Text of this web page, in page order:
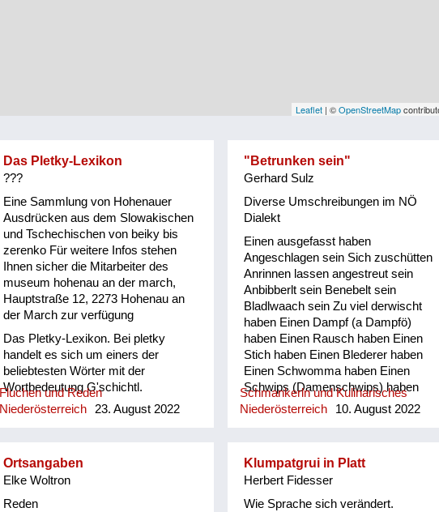
Leaflet | ©OpenStreetMap
Das Pletky-Lexikon
???
Eine Sammlung von Hohenauer
Ausdrücken aus dem Slowakischen
und Tschechischen von beiky bis
zerenko Für weitere Infos stehen
Ihnen sicher die Mitarbeiter des
museum hohenau an der march,
Hauptstraße 12, 2273 Hohenau an
der March zur verfügung
Das Pletky-Lexikon. Bei pletky
handelt es sich um einers der
beliebtesten Wörter mit der
Wortbedeutung G'schichtl.
Fluchen und Reden
Niederösterreich
23. August 2022
"Betrunken sein"
Gerhard Sulz
Diverse Umschreibungen im NÖ
Dialekt
Einen ausgefasst haben
Angeschlagen sein Sich zuschütten
Anrinnen lassen angestreut sein
Anbibberlt sein Benebelt sein
Bladlwaach sein Zu viel derwischt
haben Einen Dampf (a Dampfö)
haben Einen Rausch haben Einen
Stich haben Einen Blederer haben
Einen Schwomma haben Einen
Schwips (Damenschwips) haben
Einen in der Krone haben Einen
Tampas haben Einen Surrer haben
sitzen haben Einen picken haben
Einen hocken haben Sich einen
angezüchtet haben Angebledert sein
Schmankerln und Kulinarisches
Niederösterreich
10. August 2022
Ortsangaben
Elke Woltron
Reden
Klumpatgrui in Platt
Herbert Fidesser
Wie Sprache sich verändert.